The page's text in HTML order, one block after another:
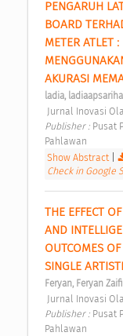
PENGARUH
BOARD
METER ATLET
AKURASI
ladia,
Jurnal Inovasi
Publisher : Pusat
Pahlawan
Show Abstract|
Check in Google
THE EFFECT
AND
OUTCOMES
SINGLE
Feryan, Feryan Zaifi
Jurnal Inovasi
Publisher : Pusat
Pahlawan